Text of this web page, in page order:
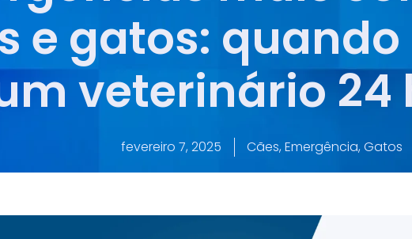
e gatos:
veterinário 24
fevereiro 7, 2025 Cães,Emergência,Gatos